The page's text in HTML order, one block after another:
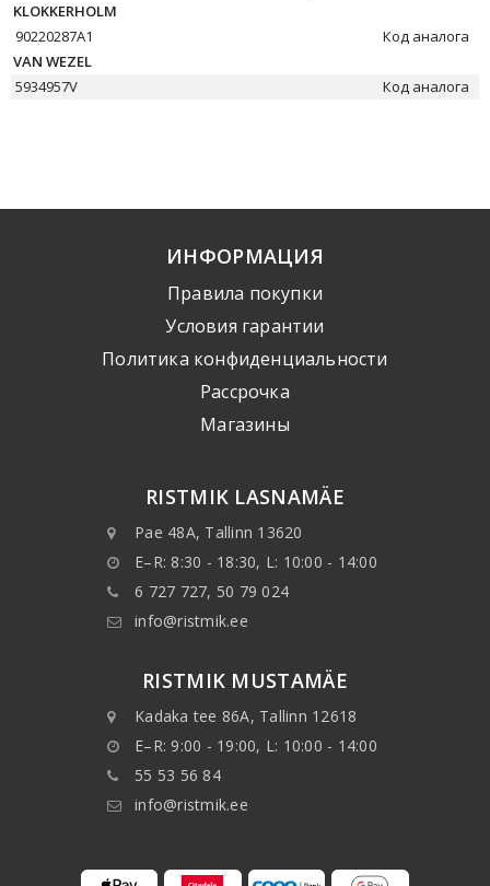
KLOKKERHOLM
90220287A1
Код аналога
VAN WEZEL
5934957V
Код аналога
ИНФОРМАЦИЯ
Правила покупки
Условия гарантии
Политика конфиденциальности
Рассрочка
Mагазины
RISTMIK LASNAMÄE
Pae 48A, Tallinn 13620
E–R: 8:30 - 18:30, L: 10:00 - 14:00
6 727 727, 50 79 024
info@ristmik.ee
RISTMIK MUSTAMÄE
Kadaka tee 86A, Tallinn 12618
E–R: 9:00 - 19:00, L: 10:00 - 14:00
55 53 56 84
info@ristmik.ee